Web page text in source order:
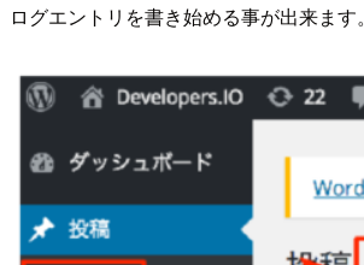
ログエントリを書き始める事が出来ます。